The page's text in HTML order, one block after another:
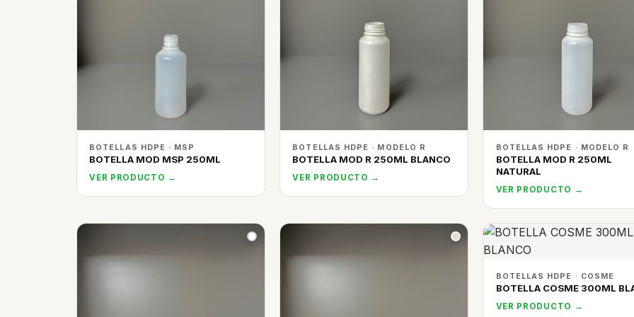
BOTELLAS HDPE · MSP
BOTELLA MOD MSP 250ML
VER PRODUCTO →
BOTELLAS HDPE · MODELO R
BOTELLA MOD R 250ML BLANCO
VER PRODUCTO →
BOTELLAS HDPE · MODELO R
BOTELLA MOD R 250ML
NATURAL
VER PRODUCTO →
BOTELLAS HDPE · COSME
BOTELLA COSME 300ML
VER PRODUCTO →